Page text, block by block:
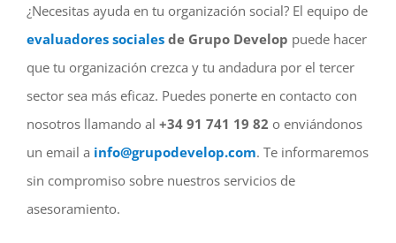
¿Necesitas ayuda en tu organización social? El equipo de
evaluadores sociales de Grupo Develop puede hacer
que tu organización crezca y tu andadura por el tercer
sector sea más eficaz. Puedes ponerte en contacto con
nosotros llamando al +34 91 741 19 82 o enviándonos
un email a info@grupodevelop.com. Te informaremos
sin compromiso sobre nuestros servicios de
asesoramiento.